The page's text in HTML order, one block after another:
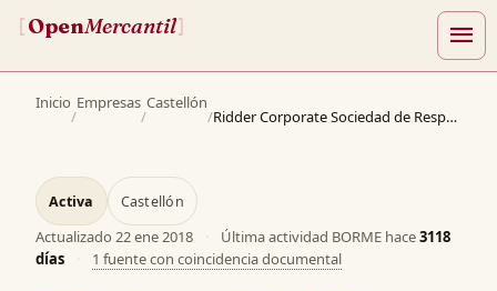
[OpenMercantil] menu
Inicio
/
Empresas
/
Castellón
/ Ridder Corporate Sociedad de Responsabilidad Limitada
Activa Castellón
Actualizado 22 ene 2018 · Última actividad BORME hace3118
días
· 1 fuente con coincidencia documental